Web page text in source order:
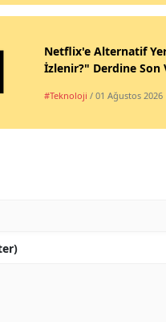
Netflix'e Alternatif
İzlenir?" Derdine Son
#Teknoloji / 01 Ağustos 2026